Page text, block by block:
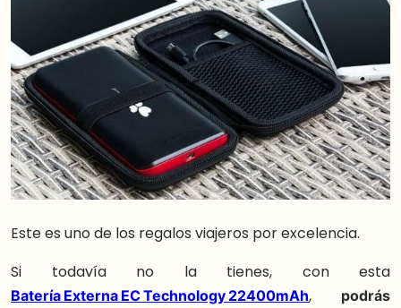
Este es uno de los regalos viajeros por excelencia.
Si todavía no la tienes, con esta
Batería Externa EC Technology 22400mAh, podrás